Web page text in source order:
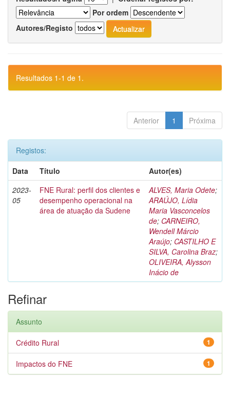
Por ordem
Autores/Registo
Resultados 1-1 de 1.
Anterior 1 Próxima
Registos:
Data
Título
Autor(es)
2023-
05
FNE Rural: perfil dos clientes e
desempenho operacional na
área de atuação da Sudene
ALVES, Maria Odete;
ARAÚJO, Lídia
Maria Vasconcelos
de; CARNEIRO,
Wendell Márcio
Araújo; CASTILHO E
SILVA, Carolina Braz;
OLIVEIRA, Alysson
Inácio de
Refinar
Assunto
1
Crédito Rural
1
Impactos do FNE